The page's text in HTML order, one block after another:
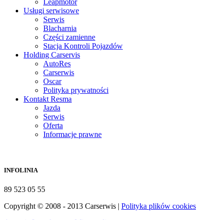
Usługi serwisowe
Serwis
Blacharnia
Części zamienne
Stacja Kontroli Pojazdów
Holding Carservis
AutoRes
Carserwis
Oscar
Polityka prywatności
Kontakt Resma
Jazda
Serwis
Oferta
Informacje prawne
INFOLINIA
89 523 05 55
Copyright © 2008 - 2013 Carserwis | Polityka plików cookies